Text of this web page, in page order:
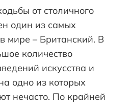
от столичного
один из самых
мире – Британский. В
количество
искусства и
одно из которых
нечасто. По крайней